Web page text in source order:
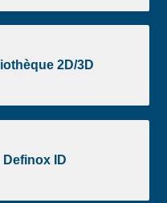
2D/3D
Definox ID